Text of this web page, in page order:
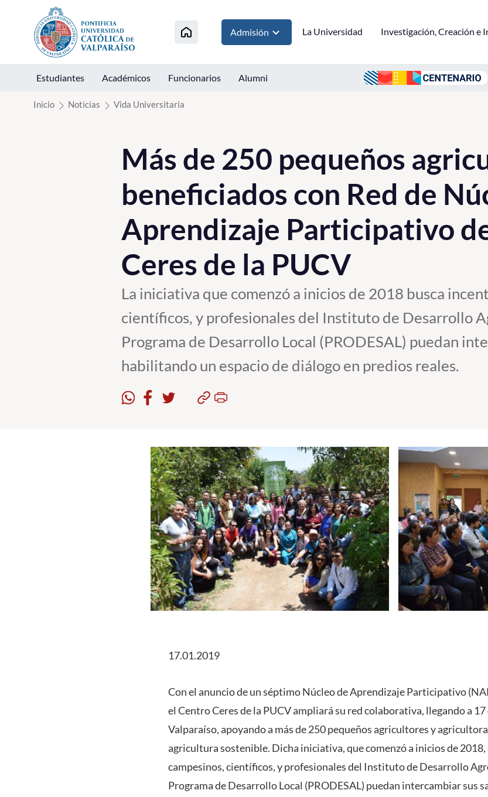
Click acá para ir directamente al contenido
Admisión La Universidad Investigación, Creación e
Estudiantes Académicos Funcionarios Alumni
Inicio Noticias Vida Universitaria
Más de 250 pequeños
beneficiados con Red de
Aprendizaje Participativo
Ceres de la PUCV
La iniciativa que comenzó a inicios de 2018 busca
científicos, y profesionales del Instituto de Desarrollo
Programa de Desarrollo Local (PRODESAL) puedan
habilitando un espacio de diálogo en predios reales.
17.01.2019
Con el anuncio de un séptimo Núcleo de Aprendizaje Participativo
el Centro Ceres de la PUCV ampliará su red colaborativa, llegando a
Valparaíso, apoyando a más de 250 pequeños agricultores y
agricultura sostenible. Dicha iniciativa, que comenzó a inicios de
campesinos, científicos, y profesionales del Instituto de Desarrollo
Programa de Desarrollo Local (PRODESAL) puedan intercambiar sus